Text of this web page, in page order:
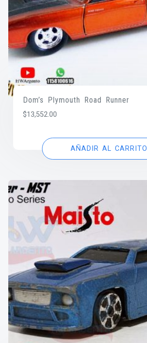
Dom’s Plymouth Road Runner
$13,552.00
AÑADIR AL CARRITO